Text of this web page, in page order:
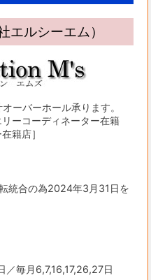
エルシーエム）
ーバーホール承ります。
リーコーディネーター在籍
籍店］
統合の為2024年3月31日を
毎月6,7,16,17,26,27日